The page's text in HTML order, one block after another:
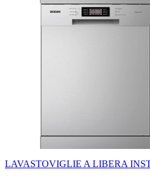
LAVASTOVIGLIE A LIBERA